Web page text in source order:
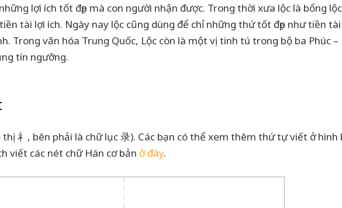
lợi ích tốt đẹp mà con người nhận được. Trong thời xưa lộc là bổng
tài lợi ích. Ngày nay lộc cũng dùng để chỉ những thứ tốt đẹp như tiền
Trong văn hóa Trung Quốc, Lộc còn là một vị tinh tú trong bộ ba Phúc –
tín ngưỡng.
thị 礻, bên phải là chữ lục 录). Các bạn có thể xem thêm thứ tự viết ở hình
viết các nét chữ Hán cơ bản ở đây.